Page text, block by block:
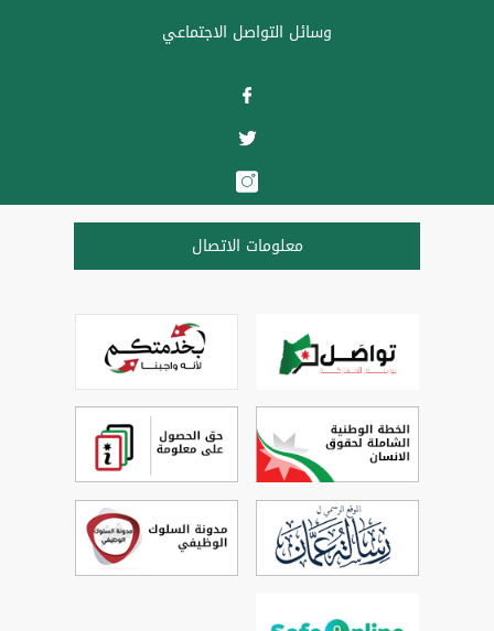
وسائل التواصل الاجتماعي
معلومات الاتصال